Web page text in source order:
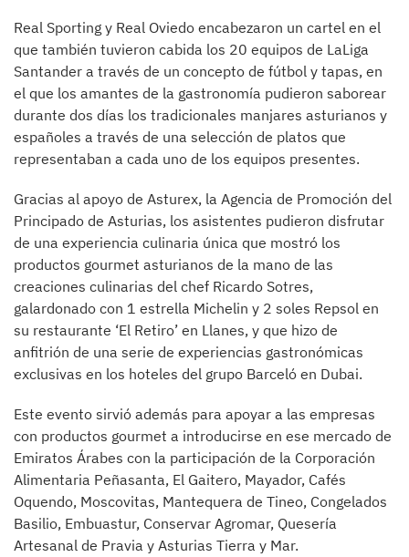
Real Sporting y Real Oviedo encabezaron un cartel en el
que también tuvieron cabida los 20 equipos de LaLiga
Santander a través de un concepto de fútbol y tapas, en
el que los amantes de la gastronomía pudieron saborear
durante dos días los tradicionales manjares asturianos y
españoles a través de una selección de platos que
representaban a cada uno de los equipos presentes.
Gracias al apoyo de Asturex, la Agencia de Promoción del
Principado de Asturias, los asistentes pudieron disfrutar
de una experiencia culinaria única que mostró los
productos gourmet asturianos de la mano de las
creaciones culinarias del chef Ricardo Sotres,
galardonado con 1 estrella Michelin y 2 soles Repsol en
su restaurante ‘El Retiro’ en Llanes, y que hizo de
anfitrión de una serie de experiencias gastronómicas
exclusivas en los hoteles del grupo Barceló en Dubai.
Este evento sirvió además para apoyar a las empresas
con productos gourmet a introducirse en ese mercado de
Emiratos Árabes con la participación de la Corporación
Alimentaria Peñasanta, El Gaitero, Mayador, Cafés
Oquendo, Moscovitas, Mantequera de Tineo, Congelados
Basilio, Embuastur, Conservar Agromar, Quesería
Artesanal de Pravia y Asturias Tierra y Mar.